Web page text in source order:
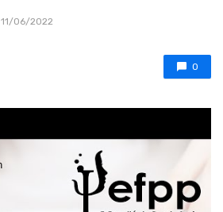
11/06/2022
0